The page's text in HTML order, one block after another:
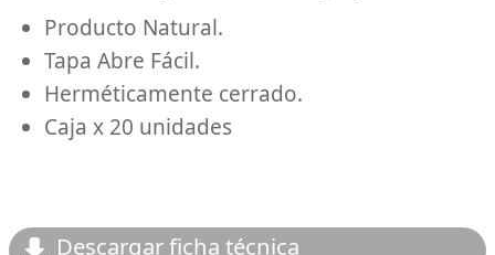
Producto Natural.
Tapa Abre Fácil.
Herméticamente cerrado.
Caja x 20 unidades
Descargar ficha técnica